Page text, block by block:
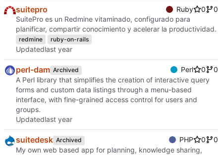
suitepro Ruby 0
0
SuitePro es un Redmine vitaminado, configurado para
planificar, compartir conocimiento y acelerar la productividad.
redmine ruby-on-rails
Updated
perl-dam Archived Perl 0
0
A Perl library that simplifies the creation of interactive query
forms and custom data listings through a menu-based
interface, with fine-grained access control for users and
groups.
Updated
suitedesk Archived PHP 0
0
My own web based app for planning, knowledge sharing,